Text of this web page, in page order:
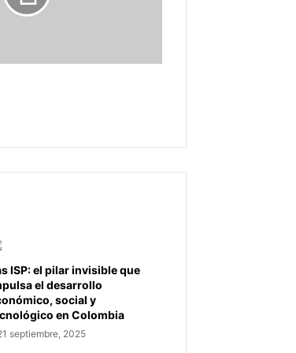
ISP: el pilar invisible que
el desarrollo
social y
en Colombia
septiembre, 2025